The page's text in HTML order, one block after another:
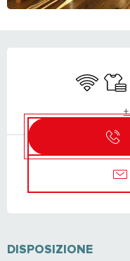
Wi-Fi
DISPOSIZIONE